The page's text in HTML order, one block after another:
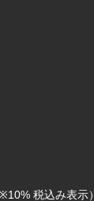
税込み表示）